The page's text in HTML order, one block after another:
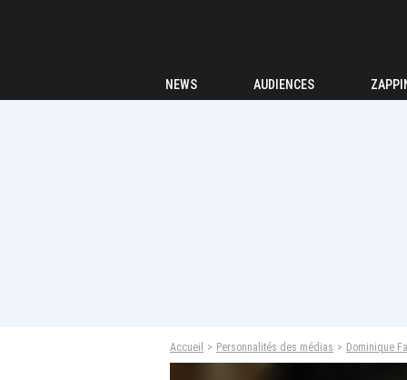
NEWS AUDIENCES
Accueil Personnalités des médias Dominique